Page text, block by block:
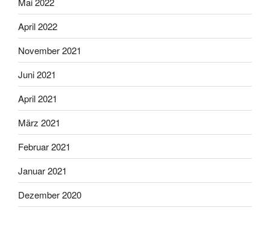
April 2022
November 2021
Juni 2021
April 2021
März 2021
Februar 2021
Januar 2021
Dezember 2020